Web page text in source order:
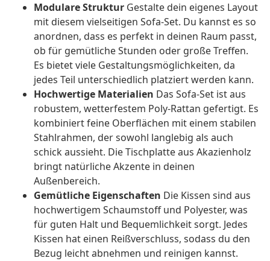
Modulare Struktur Gestalte dein eigenes Layout
mit diesem vielseitigen Sofa-Set. Du kannst es so
anordnen, dass es perfekt in deinen Raum passt,
ob für gemütliche Stunden oder große Treffen.
Es bietet viele Gestaltungsmöglichkeiten, da
jedes Teil unterschiedlich platziert werden kann.
Hochwertige Materialien Das Sofa-Set ist aus
robustem, wetterfestem Poly-Rattan gefertigt. Es
kombiniert feine Oberflächen mit einem stabilen
Stahlrahmen, der sowohl langlebig als auch
schick aussieht. Die Tischplatte aus Akazienholz
bringt natürliche Akzente in deinen
Außenbereich.
Gemütliche Eigenschaften Die Kissen sind aus
hochwertigem Schaumstoff und Polyester, was
für guten Halt und Bequemlichkeit sorgt. Jedes
Kissen hat einen Reißverschluss, sodass du den
Bezug leicht abnehmen und reinigen kannst.